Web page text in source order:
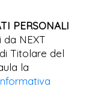
PERSONALI
NEXT
Titolare del
la